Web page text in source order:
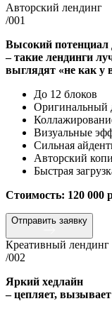
Авторский лендинг
/001
Высокий
– такие лендинги
выглядят «не как у
До 12 блоков
Оригинальный
Визуальные
Сильная
Авторский
Быстрая
Стоимость: 120 000
Отправить заявку
Креативный лендинг
/002
Яркий хедлайн
– цепляет,